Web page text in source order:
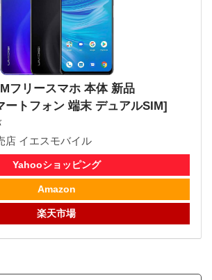
フリースマホ 本体 新品
トフォン 端末 デュアルSIM]
店 イエスモバイル
Yahooショッピング
Amazon
楽天市場